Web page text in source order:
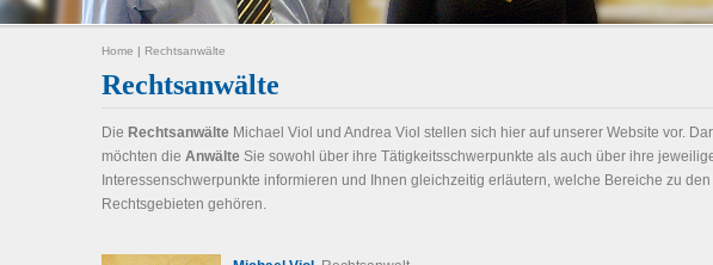
Home | Rechtsanwälte
Rechtsanwälte
Die Rechtsanwälte Michael Viol und Andrea Viol stellen sich hier auf unserer Website vor.
möchten die Anwälte Sie sowohl über ihre Tätigkeitsschwerpunkte als auch über ihre
Interessenschwerpunkte informieren und Ihnen gleichzeitig erläutern, welche Bereiche zu
Rechtsgebieten gehören.